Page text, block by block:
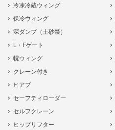
冷凍冷蔵ウィング
保冷ウィング
深ダンプ（土砂禁）
L・Fゲート
幌ウィング
クレーン付き
ヒアブ
セーフティローダー
セルフクレーン
ヒップリフター